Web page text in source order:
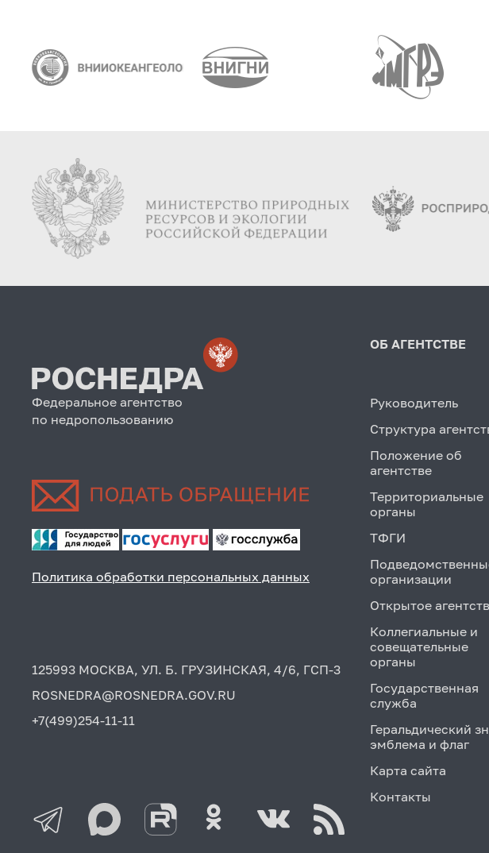
Федеральное агентство
по недропользованию
Политика обработки персональных данных
125993 МОСКВА, УЛ. Б. ГРУЗИНСКАЯ, 4/6, ГСП-3
ROSNEDRA@ROSNEDRA.GOV.RU
+7(499)254-11-11
ОБ АГЕНТСТВЕ
Руководитель
Структура
Положение об
агентстве
Территориальные
органы
ТФГИ
организации
Открытое
Коллегиальные и
совещательные
органы
Государственная
служба
Геральдический
эмблема и флаг
Карта сайта
Контакты